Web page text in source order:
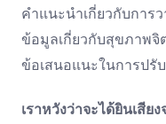
คำแนะนำเกี่ยวกับการ
ข้อมูลเกี่ยวกับสุขภาพจิ
ข้อเสนอแนะในการปรั
เราหวังว่าจะได้ยินเสีย